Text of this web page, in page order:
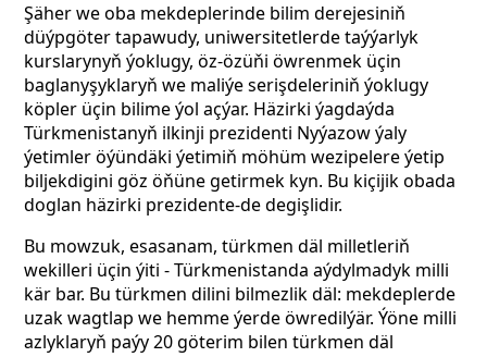
Şäher we oba mekdeplerinde bilim derejesiniň
düýpgöter tapawudy, uniwersitetlerde taýýarlyk
kurslarynyň ýoklugy, öz-özüňi öwrenmek üçin
baglanyşyklaryň we maliýe serişdeleriniň ýoklugy
köpler üçin bilime ýol açýar. Häzirki ýagdaýda
Türkmenistanyň ilkinji prezidenti Nyýazow ýaly
ýetimler öýündäki ýetimiň möhüm wezipelere ýetip
biljekdigini göz öňüne getirmek kyn. Bu kiçijik obada
doglan häzirki prezidente-de degişlidir.
Bu mowzuk, esasanam, türkmen däl milletleriň
wekilleri üçin ýiti - Türkmenistanda aýdylmadyk milli
kär bar. Bu türkmen dilini bilmezlik däl: mekdeplerde
uzak wagtlap we hemme ýerde öwredilýär. Ýöne milli
azlyklaryň paýy 20 göterim bilen türkmen däl